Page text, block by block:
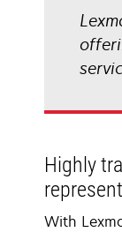
Highly
With